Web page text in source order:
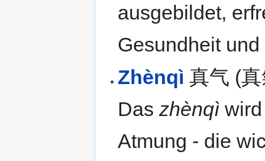
ausgebildet,
Gesundheit
Zhènqì 真气 (
Daszhènqì
Atmung - die